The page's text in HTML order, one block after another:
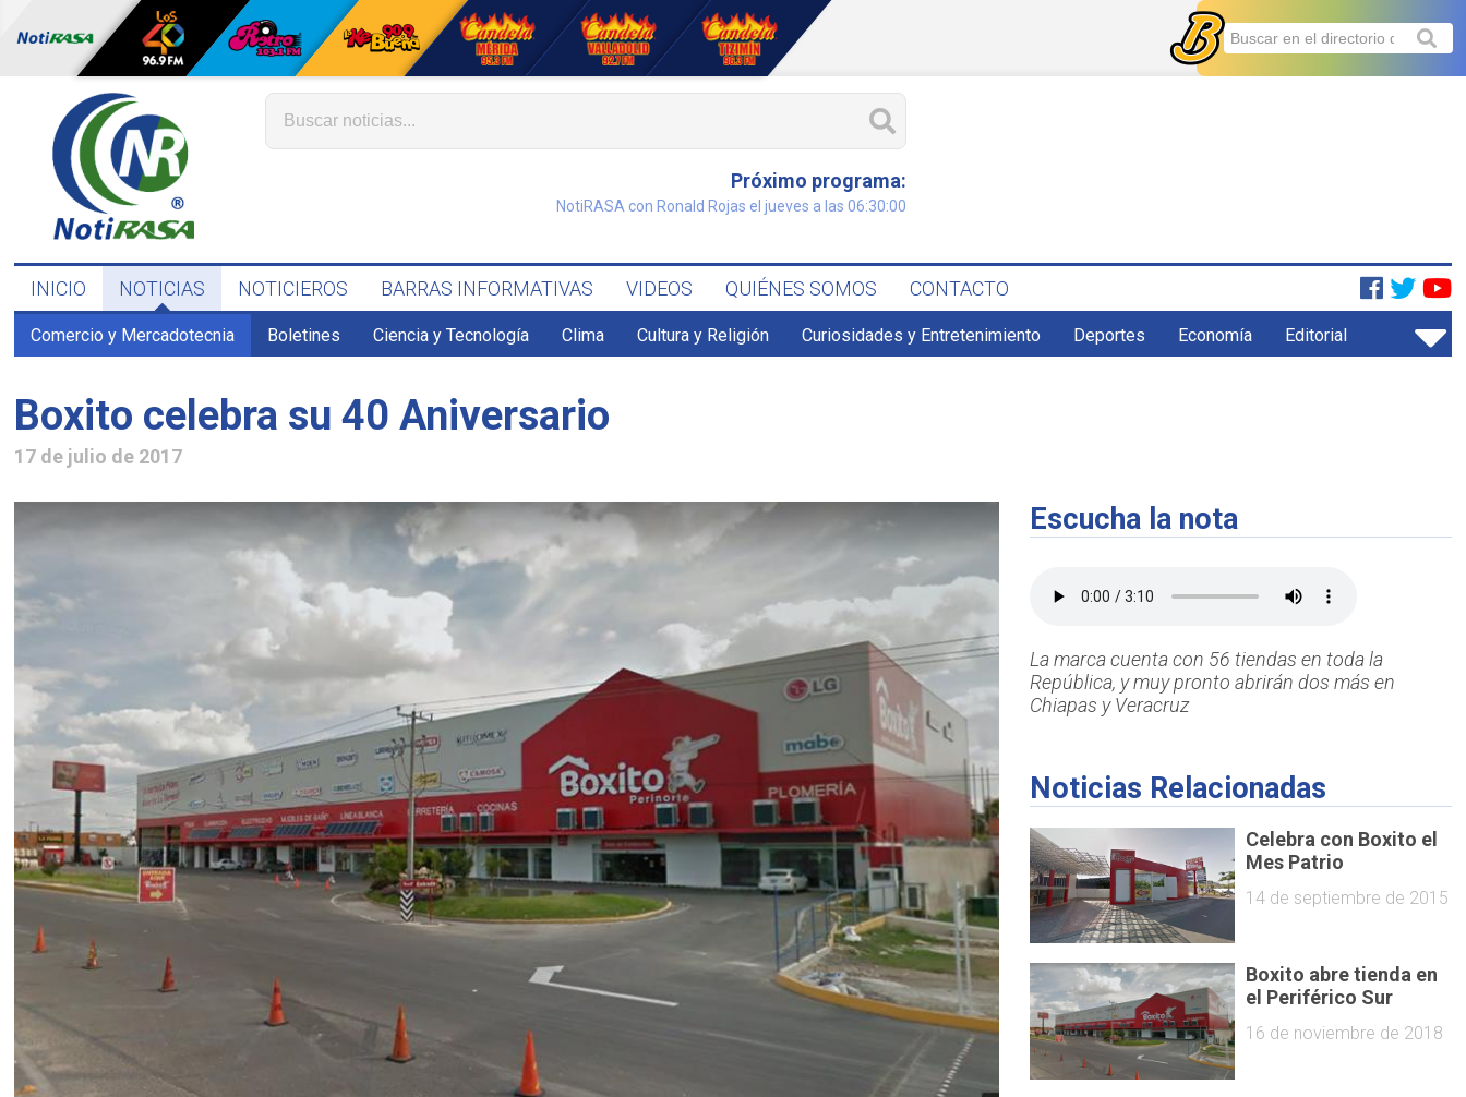
Próximo programa:
NotiRASA con Ronald Rojas el jueves a las 06:30:00
INICIO NOTICIAS NOTICIEROS BARRAS INFORMATIVAS VIDEOS QUIÉNES SOMOS CONTACTO
Comercio y Mercadotecnia Boletines Ciencia y Tecnología Clima Cultura y Religión Curiosidades y Entretenimiento Deportes Economía Editorial
Boxito celebra su 40 Aniversario
17 de julio de 2017
Escucha la nota
La marca cuenta con 56 tiendas en toda la
República, y muy pronto abrirán dos más en
Chiapas y Veracruz
Noticias Relacionadas
Celebra con Boxito el
Mes Patrio
14 de septiembre de 2015
Boxito abre tienda en
el Periférico Sur
16 de noviembre de 2018